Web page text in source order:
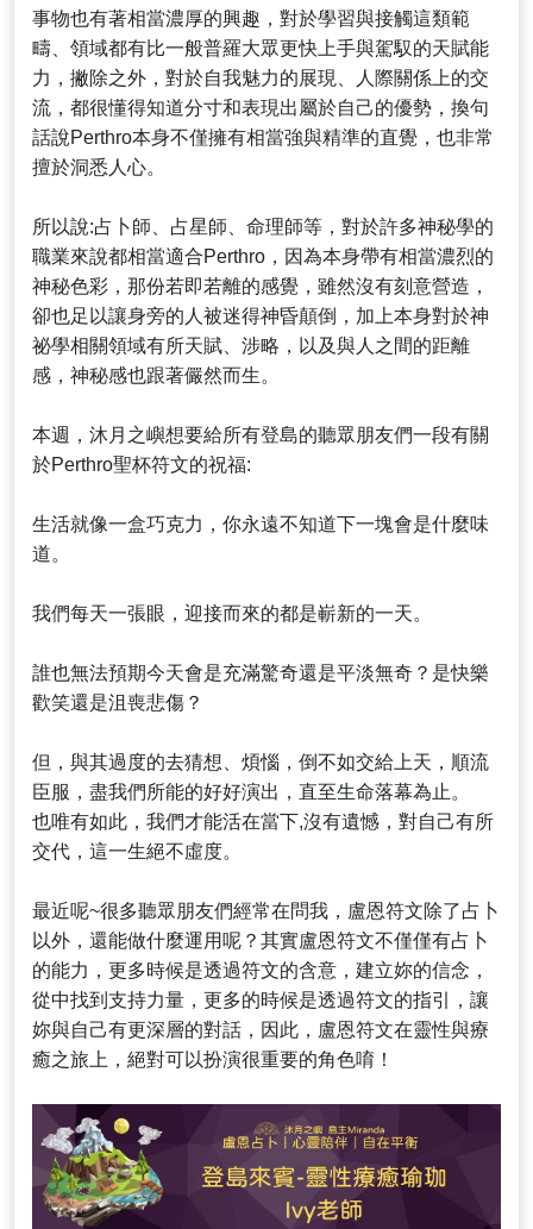
事物也有著相當濃厚的興趣，對於學習與接觸這類範
疇、領域都有比一般普羅大眾更快上手與駕馭的天賦能
力，撇除之外，對於自我魅力的展現、人際關係上的交
流，都很懂得知道分寸和表現出屬於自己的優勢，換句
話說Perthro本身不僅擁有相當強與精準的直覺，也非常
擅於洞悉人心。
所以說:占卜師、占星師、命理師等，對於許多神秘學的
職業來說都相當適合Perthro，因為本身帶有相當濃烈的
神秘色彩，那份若即若離的感覺，雖然沒有刻意營造，
卻也足以讓身旁的人被迷得神昏顛倒，加上本身對於神
祕學相關領域有所天賦、涉略，以及與人之間的距離
感，神秘感也跟著儼然而生。
本週，沐月之嶼想要給所有登島的聽眾朋友們一段有關
於Perthro聖杯符文的祝福:
生活就像一盒巧克力，你永遠不知道下一塊會是什麼味
道。
我們每天一張眼，迎接而來的都是嶄新的一天。
誰也無法預期今天會是充滿驚奇還是平淡無奇？是快樂
歡笑還是沮喪悲傷？
但，與其過度的去猜想、煩惱，倒不如交給上天，順流
臣服，盡我們所能的好好演出，直至生命落幕為止。
也唯有如此，我們才能活在當下,沒有遺憾，對自己有所
交代，這一生絕不虛度。
最近呢~很多聽眾朋友們經常在問我，盧恩符文除了占卜
以外，還能做什麼運用呢？其實盧恩符文不僅僅有占卜
的能力，更多時候是透過符文的含意，建立妳的信念，
從中找到支持力量，更多的時候是透過符文的指引，讓
妳與自己有更深層的對話，因此，盧恩符文在靈性與療
癒之旅上，絕對可以扮演很重要的角色唷！